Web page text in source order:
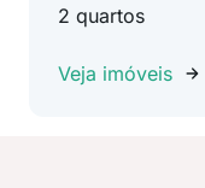
2 quartos
Veja imóveis